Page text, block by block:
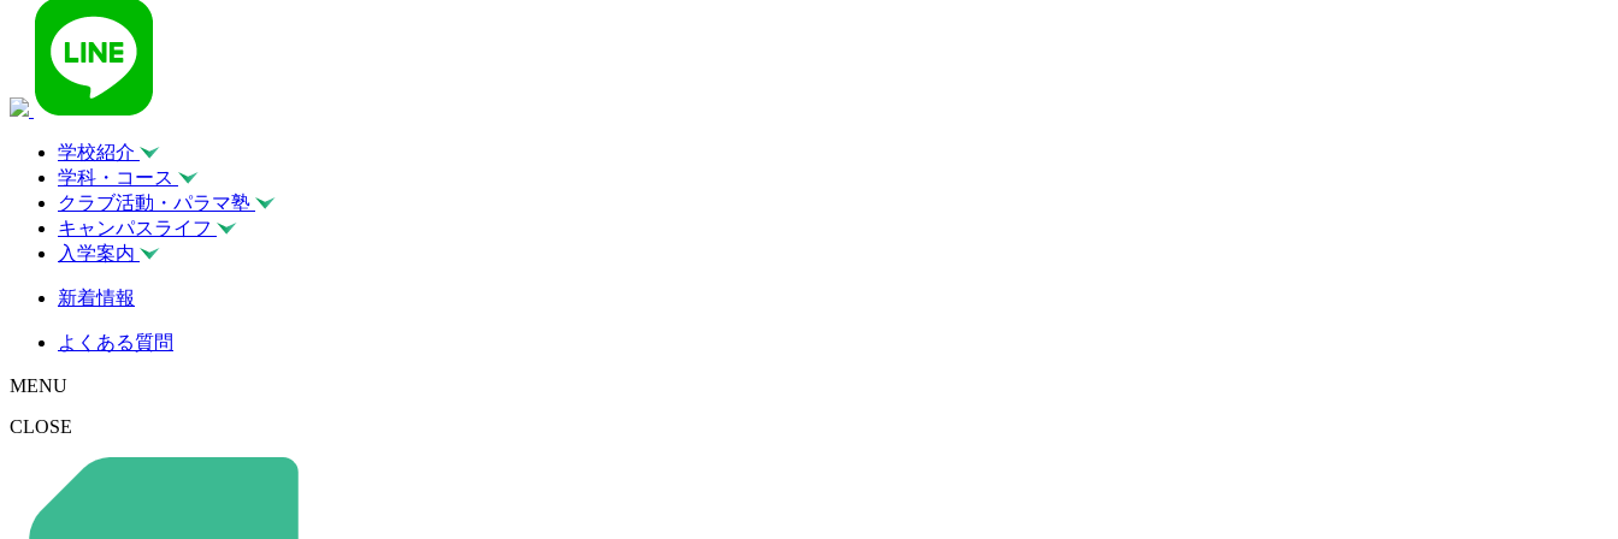
学校紹介
学科・コース
クラブ活動・パラマ塾
キャンパスライフ
入学案内
新着情報
よくある質問
MENU
CLOSE